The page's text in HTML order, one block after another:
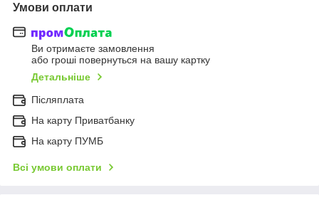
Умови оплати
Ви отримаєте замовлення
або гроші повернуться на вашу картку
Детальніше
Післяплата
На карту Приватбанку
На карту ПУМБ
Всі умови оплати